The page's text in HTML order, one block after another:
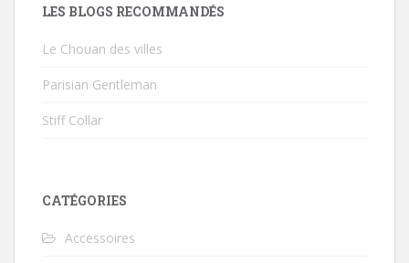
LES BLOGS RECOMMANDÉS
Le Chouan des villes
Parisian Gentleman
Stiff Collar
CATÉGORIES
Accessoires